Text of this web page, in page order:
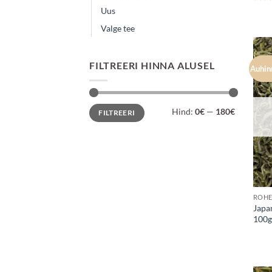
Uus
Valge tee
FILTREERI HINNA ALUSEL
Minimaalne
hind
Maksimaalne
hindFILTREERI Hind: 0€ — 180€
100g